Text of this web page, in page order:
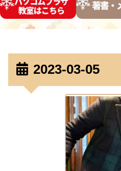
2023-03-05